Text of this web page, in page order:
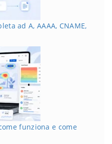
ad A, AAAA, CNAME,
funziona e come